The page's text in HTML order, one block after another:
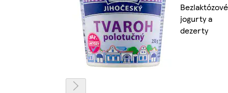
Bezlaktózové
jogurty a
dezerty